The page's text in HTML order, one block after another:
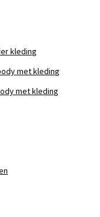
kleding
met kleding
met kleding